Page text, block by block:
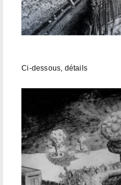
Ci-dessous, détails